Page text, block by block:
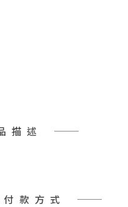
描述
款方式